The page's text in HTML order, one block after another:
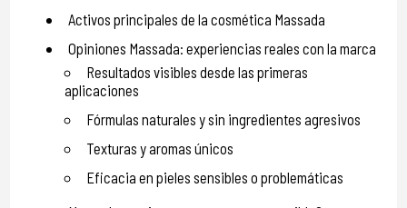
Activos principales de la cosmética Massada
Opiniones Massada: experiencias reales con la marca
Resultados visibles desde las primeras
aplicaciones
Fórmulas naturales y sin ingredientes agresivos
Texturas y aromas únicos
Eficacia en pieles sensibles o problemáticas